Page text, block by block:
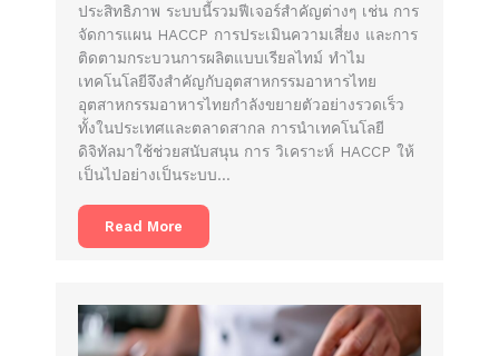
ประสิทธิภาพ ระบบนี้รวมฟีเจอร์สำคัญต่างๆ เช่น การ
จัดการแผน HACCP การประเมินความเสี่ยง และการ
ติดตามกระบวนการผลิตแบบเรียลไทม์ ทำไม
เทคโนโลยีจึงสำคัญกับอุตสาหกรรมอาหารไทย
อุตสาหกรรมอาหารไทยกำลังขยายตัวอย่างรวดเร็ว
ทั้งในประเทศและตลาดสากล การนำเทคโนโลยี
ดิจิทัลมาใช้ช่วยสนับสนุน การ วิเคราะห์ HACCP ให้
เป็นไปอย่างเป็นระบบ…
Read More